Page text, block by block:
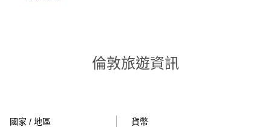
倫敦旅遊資訊
國家 / 地區 貨幣